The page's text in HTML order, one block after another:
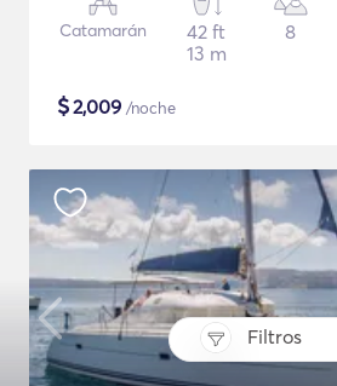
Filtros
Catamarán
42 ft
13 m
8
$2,009 /noche